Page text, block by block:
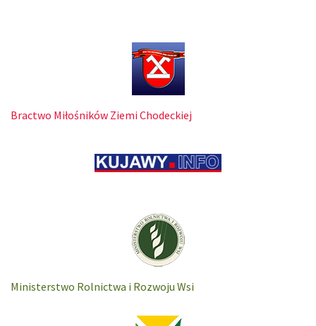
Bractwo Miłośników Ziemi Chodeckiej
Ministerstwo Rolnictwa i Rozwoju Wsi